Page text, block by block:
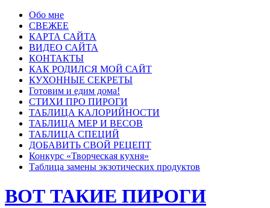
Обо мне
СВЕЖЕЕ
КАРТА САЙТА
ВИДЕО САЙТА
КОНТАКТЫ
КАК РОДИЛСЯ МОЙ САЙТ
КУХОННЫЕ СЕКРЕТЫ
Готовим и едим дома!
СТИХИ ПРО ПИРОГИ
ТАБЛИЦА КАЛОРИЙНОСТИ
ТАБЛИЦА МЕР И ВЕСОВ
ТАБЛИЦА СПЕЦИЙ
ДОБАВИТЬ СВОЙ РЕЦЕПТ
Конкурс «Творческая кухня»
Таблица замены экзотических продуктов
ВОТ ТАКИЕ ПИРОГИ